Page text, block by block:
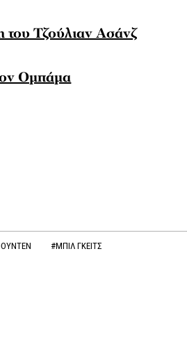
Τζούλιαν Ασάνζ
Ομπάμα
#ΜΠΙΛ ΓΚΕΙΤΣ